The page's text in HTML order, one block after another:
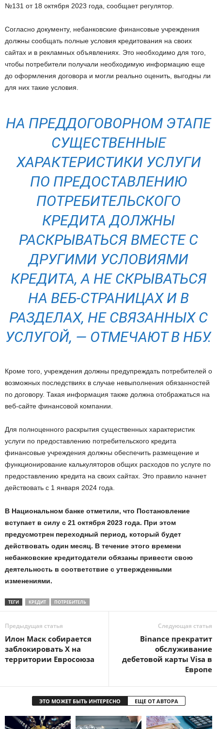
№131 от 18 октября 2023 года, сообщает регулятор.
Согласно документу, небанковские финансовые учреждения
должны сообщать полные условия кредитования на своих
сайтах и в рекламных объявлениях. Это необходимо для того,
чтобы потребители получали необходимую информацию еще
до оформления договора и могли реально оценить, выгодны ли
для них такие условия.
НА ПРЕДДОГОВОРНОМ ЭТАПЕ
СУЩЕСТВЕННЫЕ
ХАРАКТЕРИСТИКИ УСЛУГИ
ПО ПРЕДОСТАВЛЕНИЮ
ПОТРЕБИТЕЛЬСКОГО
КРЕДИТА ДОЛЖНЫ
РАСКРЫВАТЬСЯ ВМЕСТЕ С
ДРУГИМИ УСЛОВИЯМИ
КРЕДИТА, А НЕ СКРЫВАТЬСЯ
НА ВЕБ-СТРАНИЦАХ И В
РАЗДЕЛАХ, НЕ СВЯЗАННЫХ С
УСЛУГОЙ, — ОТМЕЧАЮТ В НБУ.
Кроме того, учреждения должны предупреждать потребителей о
возможных последствиях в случае невыполнения обязанностей
по договору. Такая информация также должна отображаться на
веб-сайте финансовой компании.
Для полноценного раскрытия существенных характеристик
услуги по предоставлению потребительского кредита
финансовые учреждения должны обеспечить размещение и
функционирование калькуляторов общих расходов по услуге по
предоставлению кредита на своих сайтах. Это правило начнет
действовать с 1 января 2024 года.
В Национальном банке отметили, что Постановление
вступает в силу с 21 октября 2023 года. При этом
предусмотрен переходный период, который будет
действовать один месяц. В течение этого времени
небанковские кредитодатели обязаны привести свою
деятельность в соответствие с утвержденными
изменениями.
ТЕГИ КРЕДИТ ПОТРЕБИТЕЛЬ
Предыдущая статья
Илон Маск собирается
заблокировать Х на
территории Евросоюза
Следующая статья
Binance прекратит
обслуживание
дебетовой карты Visa в
Европе
ЭТО МОЖЕТ БЫТЬ ИНТЕРЕСНО ЕЩЕ ОТ АВТОРА